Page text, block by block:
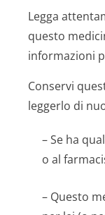
Legga
questo
informazioni
Conservi
leggerlo di
– Se ha
o al
– Questo